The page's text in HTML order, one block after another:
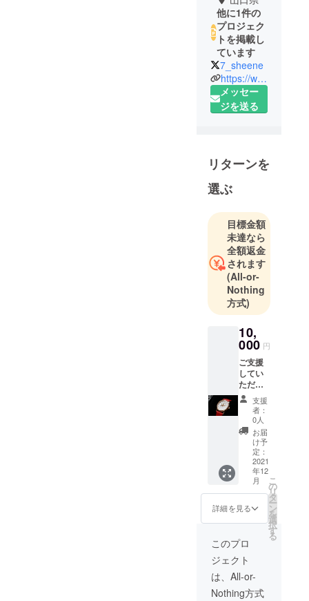
他に1件の
プロジェク
トを掲載し
ています
7_sheene
https://www.instagram.com/dual_ring
メッセー
ジを送る
リターンを
選ぶ
目標金額
未達なら
全額返金
されます
(All-or-
Nothing
方式)
10,
000 円
ご支援
してい
ただい
た方に
クラウ
ドファ
ンディ
ング初
挑戦記
念非売
品女性
用ク
ウォー
ツ腕時
計 型
式：
DR-1
文字盤
白色/本
革バン
ド赤色
仕様
支援
者：
0人
お届
け予
定：
2021
年12
月
詳細を見る
こ
の
リ
タ
ー
ン
を
選
択
す
る
このプロ
ジェクト
は、All-or-
Nothing方式